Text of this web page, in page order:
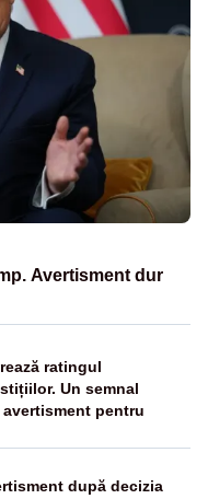
Avertisment dur
ratingul
Un semnal
pentru
după decizia